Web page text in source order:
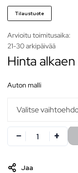
Tilaustuote
Arvioitu toimitusaika:
21-30 arkipäivää
Hinta alkaen
auton malli
Jaa